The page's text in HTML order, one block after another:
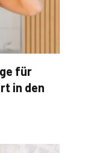
für
in den